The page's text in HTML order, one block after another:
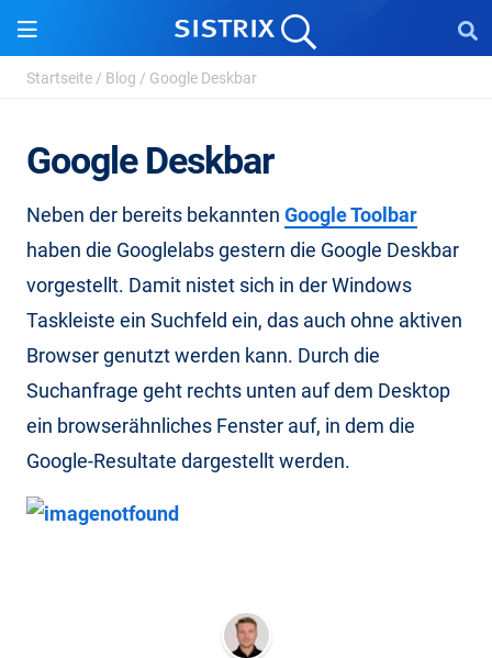
Startseite / Blog / Google Deskbar
Google Deskbar
Neben der bereits bekannten Google Toolbar
haben die Googlelabs gestern die Google Deskbar
vorgestellt. Damit nistet sich in der Windows
Taskleiste ein Suchfeld ein, das auch ohne aktiven
Browser genutzt werden kann. Durch die
Suchanfrage geht rechts unten auf dem Desktop
ein browserähnliches Fenster auf, in dem die
Google-Resultate dargestellt werden.